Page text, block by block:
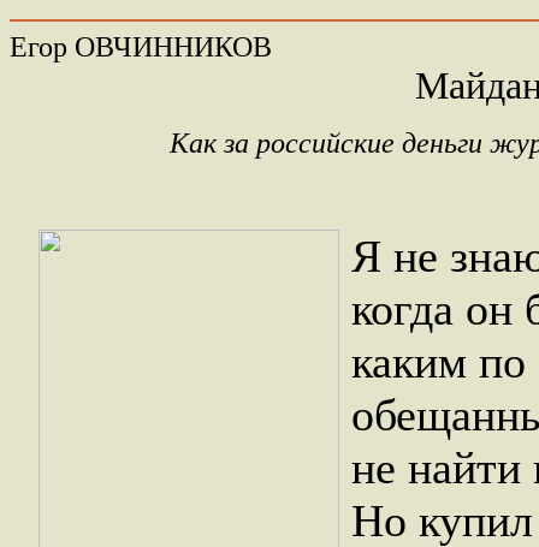
Егор ОВЧИННИКОВ
Как за российские деньги
Я не
когда он
каким по
не
Но купил